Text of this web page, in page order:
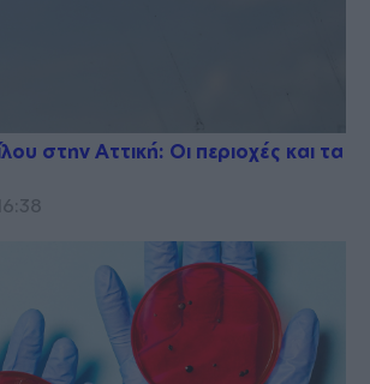
στην Αττική: Οι περιοχές και τα